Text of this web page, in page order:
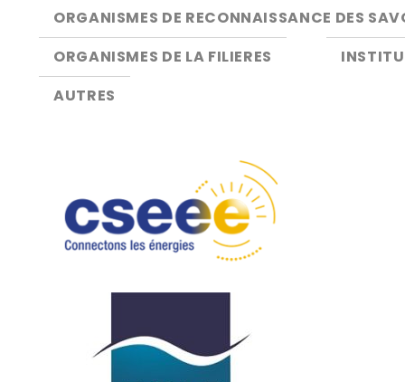
ORGANISMES DE RECONNAISSANCE DES
ORGANISMES DE LA FILIERES
AUTRES